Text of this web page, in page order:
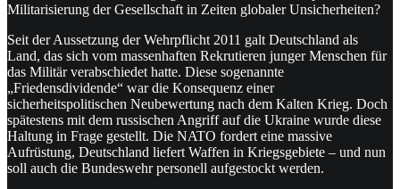
Militarisierung der Gesellschaft in Zeiten globaler Unsicherheiten?
Seit der Aussetzung der Wehrpflicht 2011 galt Deutschland als
Land, das sich vom massenhaften Rekrutieren junger Menschen für
das Militär verabschiedet hatte. Diese sogenannte
„Friedensdividende“ war die Konsequenz einer
sicherheitspolitischen Neubewertung nach dem Kalten Krieg. Doch
spätestens mit dem russischen Angriff auf die Ukraine wurde diese
Haltung in Frage gestellt. Die NATO fordert eine massive
Aufrüstung, Deutschland liefert Waffen in Kriegsgebiete – und nun
soll auch die Bundeswehr personell aufgestockt werden.